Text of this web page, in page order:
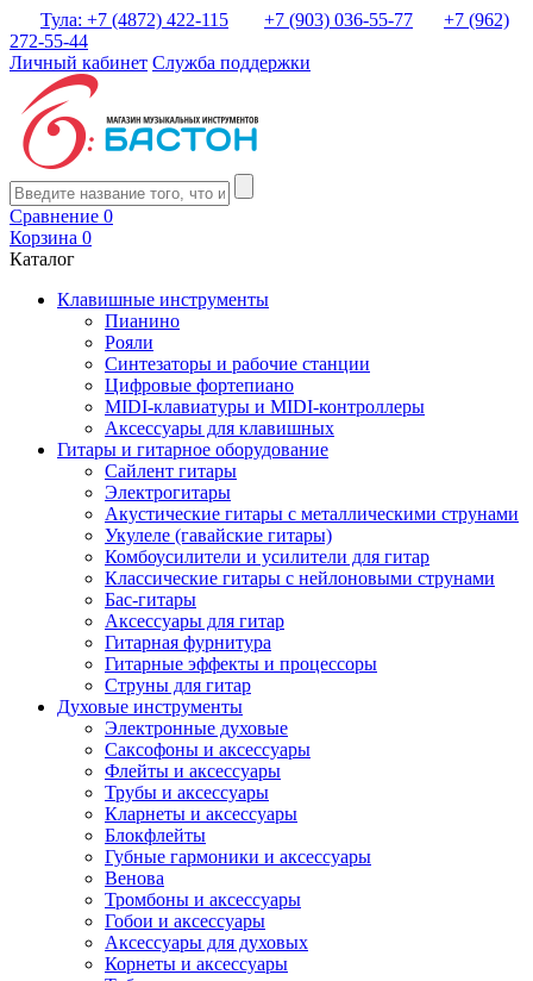
Тула: +7 (4872) 422-115 +7 (903) 036-55-77
+7 (962)
272-55-44
Личный кабинет Служба поддержки
Сравнение 0
Корзина 0
Каталог
Клавишные инструменты
Пианино
Рояли
Синтезаторы и рабочие станции
Цифровые фортепиано
MIDI-клавиатуры и MIDI-контроллеры
Аксессуары для клавишных
Гитары и гитарное оборудование
Сайлент гитары
Электрогитары
Акустические гитары с металлическими струнами
Укулеле (гавайские гитары)
Комбоусилители и усилители для гитар
Классические гитары с нейлоновыми струнами
Бас-гитары
Аксессуары для гитар
Гитарная фурнитура
Гитарные эффекты и процессоры
Струны для гитар
Духовые инструменты
Электронные духовые
Саксофоны и аксессуары
Флейты и аксессуары
Трубы и аксессуары
Кларнеты и аксессуары
Блокфлейты
Губные гармоники и аксессуары
Венова
Тромбоны и аксессуары
Гобои и аксессуары
Аксессуары для духовых
Корнеты и аксессуары